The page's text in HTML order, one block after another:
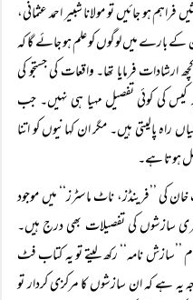
ہو جائیں تو مولانا شبیر احمد عثمانی،
بارے میں لوگوں کو علم ہو جائے گا کہ
فرمایا تھا۔ واقعات کی جستجو کی
کی کوئی تفصیل مہیا ہی نہیں۔ جب
راہ پالیتی ہیں۔ مگر ان کہانیوں کو اتنا
ہوتا ہے۔
’’فرینڈز، ناٹ ماسٹرز‘‘ میں موجود
سازشوں کی تفصیلات بھی درج ہیں۔
نامہ‘‘ رکھ لیتے تو یہ کتاب فٹ
ہے کہ ان سازشوں کا مرکزی کردار تو